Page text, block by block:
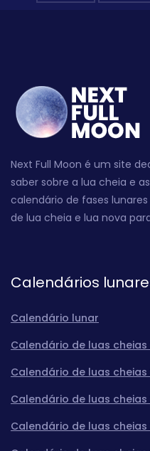
Next Full Moon é um site
saber sobre a lua cheia e
calendário de fases
de lua cheia e lua nova
Calendários
Calendário lunar
Calendário de luas cheias
Calendário de luas cheias
Calendário de luas
Calendário de luas cheias